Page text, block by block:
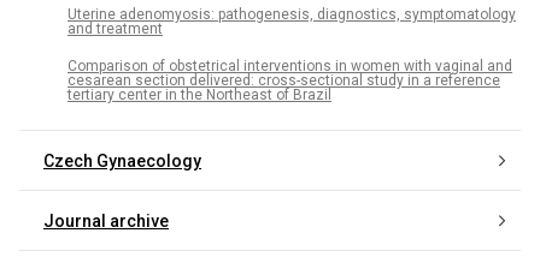
Uterine adenomyosis: pathogenesis, diagnostics, symptomatology
and treatment
Comparison of obstetrical interventions in women with vaginal and
cesarean section delivered: cross-sectional study in a reference
tertiary center in the Northeast of Brazil
Czech Gynaecology
Journal archive